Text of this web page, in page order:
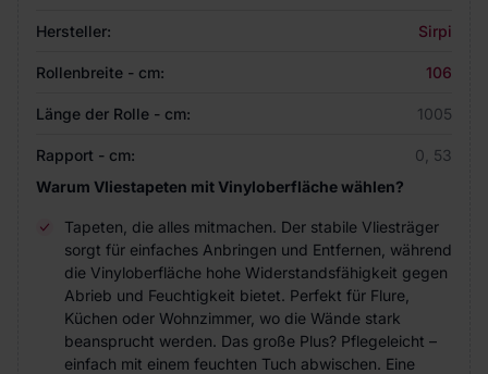
Hersteller: Sirpi
Rollenbreite - cm: 106
Länge der Rolle - cm: 1005
Rapport - cm:
0, 53
Warum Vliestapeten mit Vinyloberfläche wählen?
Tapeten, die alles mitmachen. Der stabile Vliesträger
sorgt für einfaches Anbringen und Entfernen, während
die Vinyloberfläche hohe Widerstandsfähigkeit gegen
Abrieb und Feuchtigkeit bietet. Perfekt für Flure,
Küchen oder Wohnzimmer, wo die Wände stark
beansprucht werden. Das große Plus? Pflegeleicht –
einfach mit einem feuchten Tuch abwischen. Eine